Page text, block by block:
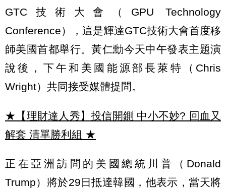
GTC技術大會（GPU Technology
Conference），這是輝達GTC技術大會首度移
師美國首都舉行。黃仁勳今天中午發表主題演
說後，下午和美國能源部長萊特（Chris
Wright）共同接受媒體提問。
★【理財達人秀】投信開鍘 中小不妙? 回血又
解套 清單勝利組 ★
正在亞洲訪問的美國總統川普（Donald
Trump）將於29日抵達韓國，他表示，當天將